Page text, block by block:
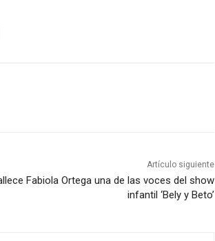
Artículo siguiente
Fabiola Ortega una de las voces del show
infantil ‘Bely y Beto’